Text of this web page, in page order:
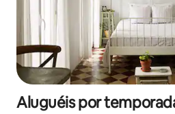
Aluguéis por